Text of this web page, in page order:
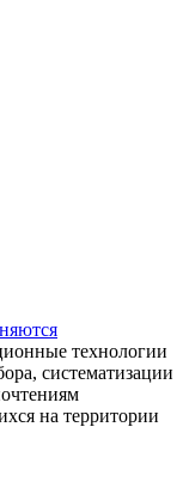
технологии
систематизации
на территории